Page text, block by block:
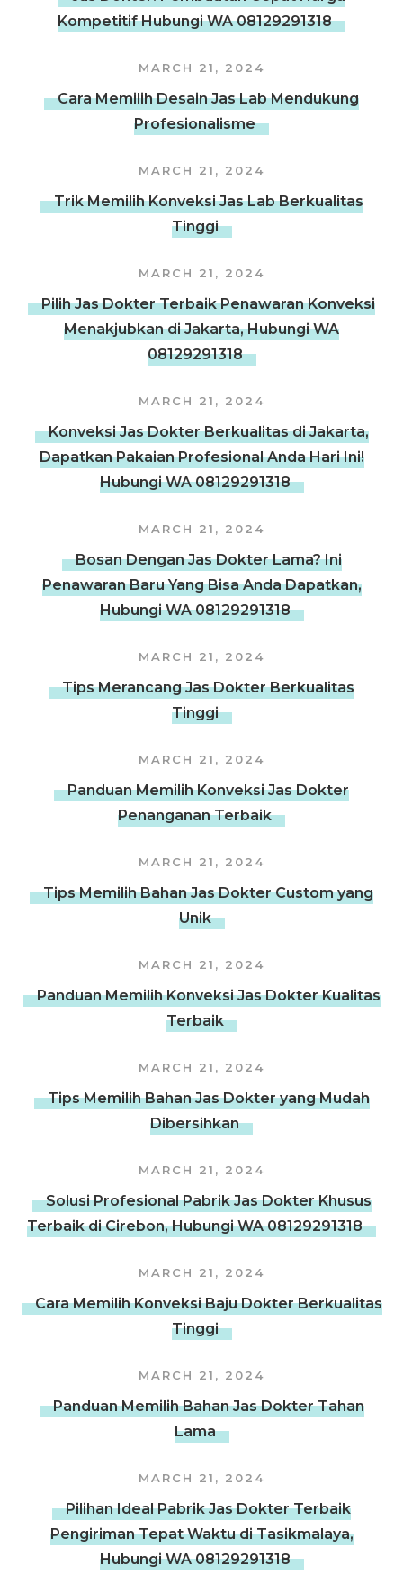
Kompetitif Hubungi WA 08129291318
MARCH 21, 2024
Cara Memilih Desain Jas Lab Mendukung
Profesionalisme
MARCH 21, 2024
Trik Memilih Konveksi Jas Lab Berkualitas
Tinggi
MARCH 21, 2024
Pilih Jas Dokter Terbaik Penawaran Konveksi
Menakjubkan di Jakarta, Hubungi WA
08129291318
MARCH 21, 2024
Konveksi Jas Dokter Berkualitas di Jakarta,
Dapatkan Pakaian Profesional Anda Hari Ini!
Hubungi WA 08129291318
MARCH 21, 2024
Bosan Dengan Jas Dokter Lama? Ini
Penawaran Baru Yang Bisa Anda Dapatkan,
Hubungi WA 08129291318
MARCH 21, 2024
Tips Merancang Jas Dokter Berkualitas
Tinggi
MARCH 21, 2024
Panduan Memilih Konveksi Jas Dokter
Penanganan Terbaik
MARCH 21, 2024
Tips Memilih Bahan Jas Dokter Custom yang
Unik
MARCH 21, 2024
Panduan Memilih Konveksi Jas Dokter Kualitas
Terbaik
MARCH 21, 2024
Tips Memilih Bahan Jas Dokter yang Mudah
Dibersihkan
MARCH 21, 2024
Solusi Profesional Pabrik Jas Dokter Khusus
Terbaik di Cirebon, Hubungi WA 08129291318
MARCH 21, 2024
Cara Memilih Konveksi Baju Dokter Berkualitas
Tinggi
MARCH 21, 2024
Panduan Memilih Bahan Jas Dokter Tahan
Lama
MARCH 21, 2024
Pilihan Ideal Pabrik Jas Dokter Terbaik
Pengiriman Tepat Waktu di Tasikmalaya,
Hubungi WA 08129291318